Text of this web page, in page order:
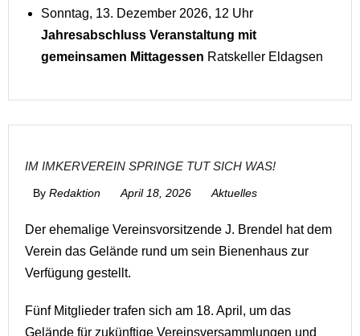
Sonntag, 13. Dezember 2026, 12 Uhr
Jahresabschluss Veranstaltung mit
gemeinsamen Mittagessen Ratskeller Eldagsen
IM IMKERVEREIN SPRINGE TUT SICH WAS!
By Redaktion April 18, 2026 Aktuelles
Der ehemalige Vereinsvorsitzende J. Brendel hat dem
Verein das Gelände rund um sein Bienenhaus zur
Verfügung gestellt.
Fünf Mitglieder trafen sich am 18. April, um das
Gelände für zukünftige Vereinsversammlungen und